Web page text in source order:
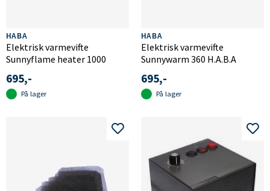
HABA
Elektrisk varmevifte
Sunnyflame heater 1000
695,-
På lager
HABA
Elektrisk varmevifte
Sunnywarm 360 H.A.B.A
695,-
På lager